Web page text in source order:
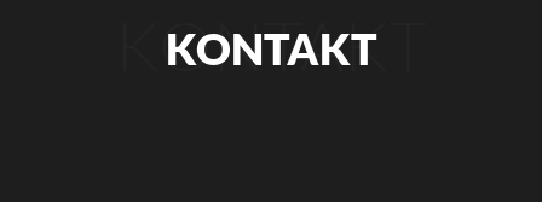
KONTAKT
KONTAKT